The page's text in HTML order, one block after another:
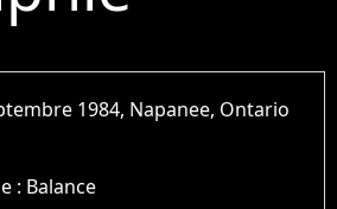
1984, Napanee, Ontario
: Balance